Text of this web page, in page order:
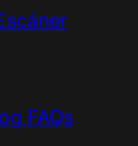
FAQs